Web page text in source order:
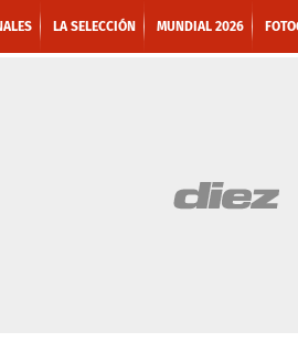
LA SELECCIÓN MUNDIAL 2026